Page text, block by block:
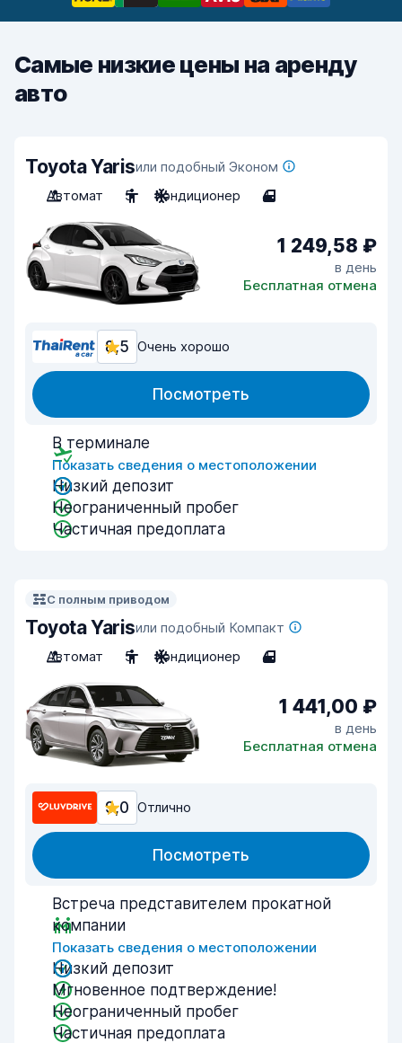
Самые низкие цены на аренду
авто
Toyota Yarisили подобный Эконом
Автомат
5 Кондиционер 4
1 249,58 ₽
в день
Бесплатная отмена
8,5 Очень хорошо
Посмотреть
В терминале
Показать сведения о местоположении
Низкий депозит
Неограниченный пробег
Частичная предоплата
С полным приводом
Toyota Yarisили подобный Компакт
Автомат
5 Кондиционер 4
1 441,00 ₽
в день
Бесплатная отмена
9,0 Отлично
Посмотреть
Встреча представителем прокатной
компании
Показать сведения о местоположении
Низкий депозит
Мгновенное подтверждение!
Неограниченный пробег
Частичная предоплата